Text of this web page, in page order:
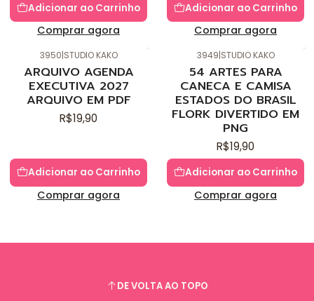
Adicionar ao Carrinho
Comprar agora
Adicionar ao Carrinho
Comprar agora
3950|STUDIO KAKO
ARQUIVO AGENDA
EXECUTIVA 2027
ARQUIVO EM PDF
R$19,90
Adicionar ao Carrinho
Comprar agora
3949|STUDIO KAKO
54 ARTES PARA
CANECA E CAMISA
ESTADOS DO BRASIL
FLORK DIVERTIDO EM
PNG
R$19,90
Adicionar ao Carrinho
Comprar agora
DE VOLTA AO TOPO